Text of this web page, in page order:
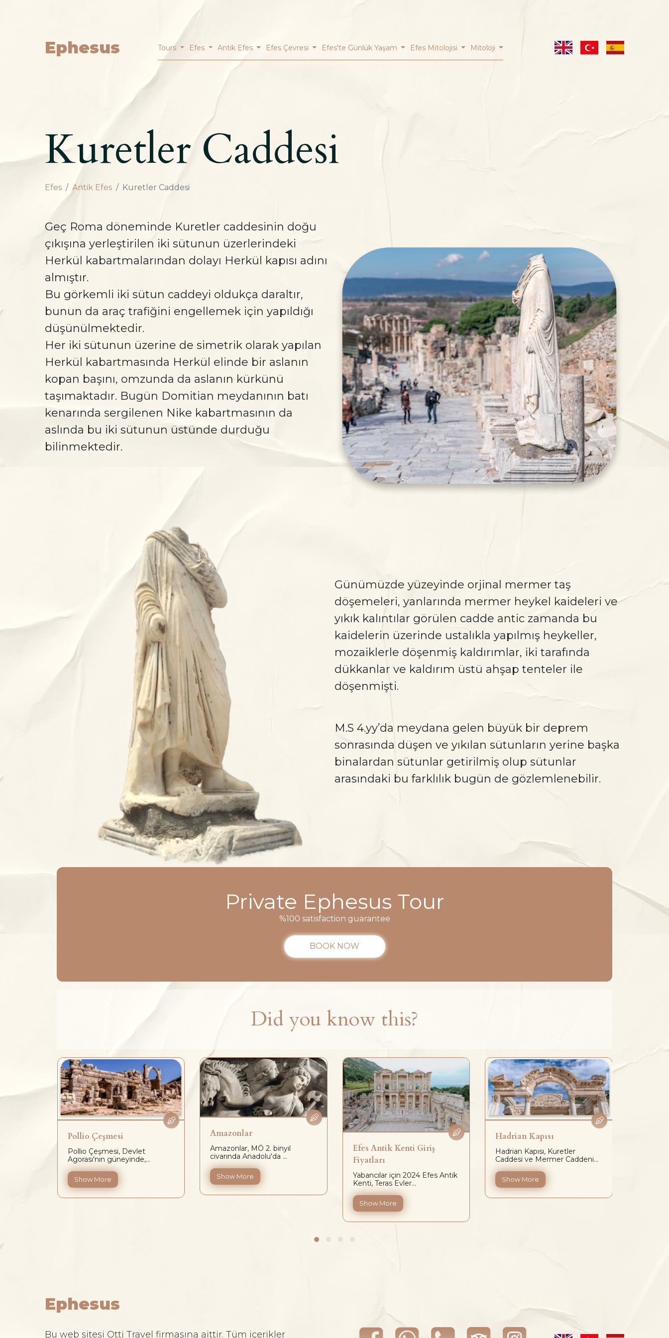
Ephesus Tours Efes Antik Efes Efes Çevresi Efes'te Günlük Yaşam Efes Mitolojisi Mitoloji
Kuretler Caddesi
Efes Antik Efes Kuretler Caddesi
Geç Roma döneminde Kuretler caddesinin doğu
çıkışına yerleştirilen iki sütunun üzerlerindeki
Herkül kabartmalarından dolayı Herkül kapısı adını
almıştır.
Bu görkemli iki sütun caddeyi oldukça daraltır,
bunun da araç trafiğini engellemek için yapıldığı
düşünülmektedir.
Her iki sütunun üzerine de simetrik olarak yapılan
Herkül kabartmasında Herkül elinde bir aslanın
kopan başını, omzunda da aslanın kürkünü
taşımaktadır. Bugün Domitian meydanının batı
kenarında sergilenen Nike kabartmasının da
aslında bu iki sütunun üstünde durduğu
bilinmektedir.
Günümüzde yüzeyinde orjinal mermer taş
döşemeleri, yanlarında mermer heykel kaideleri ve
yıkık kalıntılar görülen cadde antic zamanda bu
kaidelerin üzerinde ustalıkla yapılmış heykeller,
mozaiklerle döşenmiş kaldırımlar, iki tarafında
dükkanlar ve kaldırım üstü ahşap tenteler ile
döşenmişti.
M.S 4.yy’da meydana gelen büyük bir deprem
sonrasında düşen ve yıkılan sütunların yerine başka
binalardan sütunlar getirilmiş olup sütunlar
arasındaki bu farklılık bugün de gözlemlenebilir.
Private Ephesus Tour
%100 satisfaction guarantee
BOOK NOW
Did you know this?
Pollio Çeşmesi
Pollio Çeşmesi, Devlet
Agorası'nın güneyinde,...
Show More
Amazonlar
Amazonlar, MÖ 2. binyıl
civarında Anadolu'da ...
Show More
Efes Antik Kenti Giriş
Fiyatları
Yabancılar için 2024 Efes Antik
Kenti, Teras Evler...
Show More
Hadrian Kapısı
Hadrian Kapısı, Kuretler
Caddesi ve Mermer Caddeni...
Show More
Ephesus
Bu web sitesi Otti Travel firmasına aittir. Tüm içerikler